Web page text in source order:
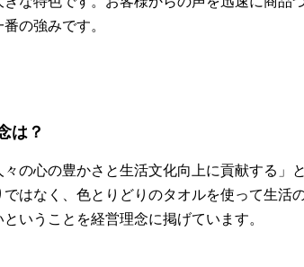
の強みです。
は？
々の心の豊かさと生活文化向上に貢献する」
ではなく、色とりどりのタオルを使って生活
ということを経営理念に掲げています。